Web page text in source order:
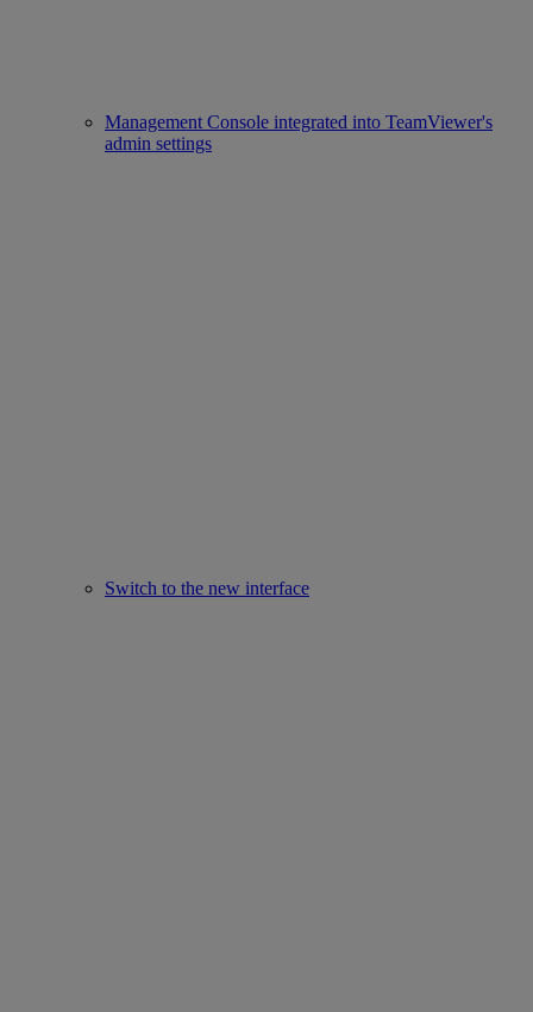
Management Console integrated into TeamViewer's
admin settings
Switch to the new interface